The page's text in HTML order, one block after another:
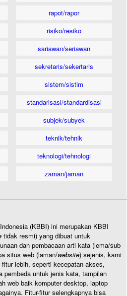
rapot/rapor
risiko/resiko
sariawan/seriawan
sekretaris/sekertaris
sistem/sistim
standarisasi/standardisasi
subjek/subyek
teknik/tehnik
teknologi/tehnologi
zaman/jaman
(KBBI) ini merupakan KBBI
tidak resmi) yang dibuat untuk
dan pembacaan arti kata (lema/sub
situs web (laman/website) sejenis, kami
lebih, seperti kecepatan akses,
pembeda untuk jenis kata, tampilan
web baik komputer desktop, laptop
Fitur-fitur selengkapnya bisa